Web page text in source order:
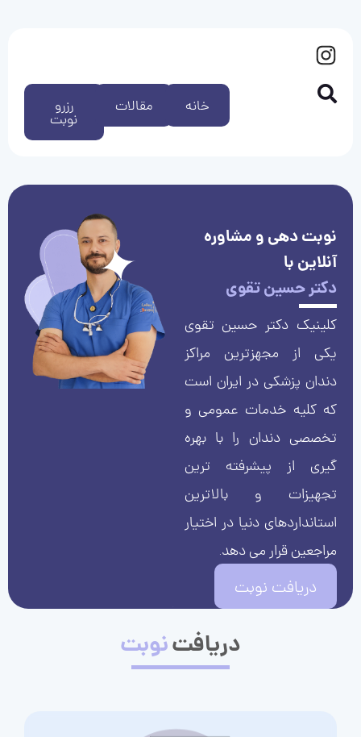
رزرو
نوبت
مقالات خانه
نوبت دهی و مشاوره
آنلاین با
دکتر حسین تقوی
کلینیک دکتر حسین تقوی
یکی از مجهزترین مراکز
دندان پزشکی در ایران است
که کلیه خدمات عمومی و
تخصصی دندان را با بهره
گیری از پیشرفته ترین
تجهیزات و بالاترین
استانداردهای دنیا در اختیار
مراجعین قرار می دهد.
دریافت نوبت
دریافتنوبت